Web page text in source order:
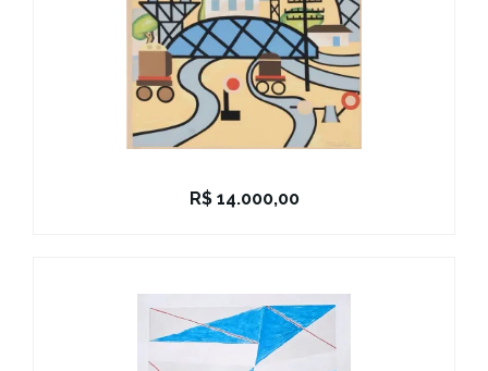
R$14.000,00